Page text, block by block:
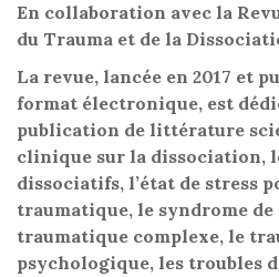
En collaboration avec la
du Trauma et de la
La revue, lancée en 2017 et
format électronique, est
publication de littérature
clinique sur la dissociation,
dissociatifs, l’état de stress
traumatique, le syndrome de
traumatique complexe, le
psychologique, les troubles